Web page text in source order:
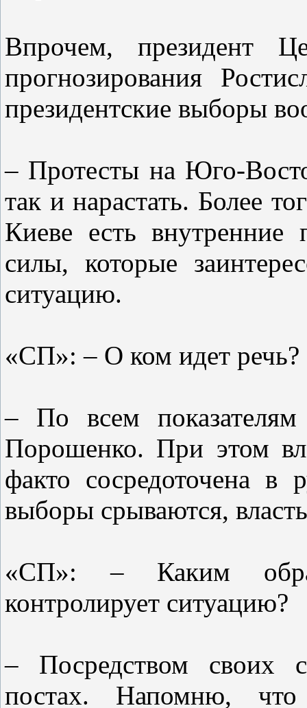
Впрочем, президент
прогнозирования
президентские выборы
– Протесты на Юго-
так и нарастать. Более
Киеве есть
силы, которые
ситуацию.
«СП»: – О ком идет речь?
– По всем
Порошенко. При этом
факто сосредоточена
выборы срываются,
«СП»: – Каким
контролирует ситуацию?
– Посредством своих
постах. Напомню, что